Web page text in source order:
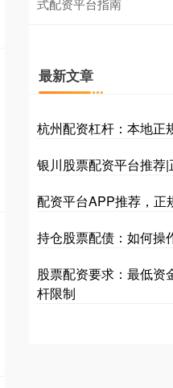
式配资平台指南
最新文章
杭州配资杠杆：本地正
银川股票配资平台推荐|
配资平台APP推荐，正
持仓股票配债：如何操
股票配资要求：最低资
杆限制